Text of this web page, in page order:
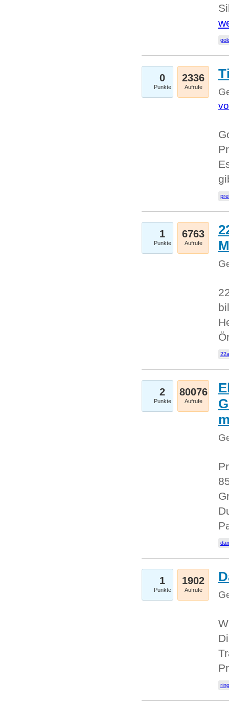
0
Punkte
2336
Aufrufe
1
Punkte
6763
Aufrufe
2
Punkte
80076
Aufrufe
1
Punkte
1902
Aufrufe
ring